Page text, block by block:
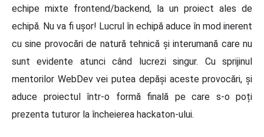
echipe mixte frontend/backend, la un proiect ales de
echipă. Nu va fi ușor! Lucrul în echipă aduce în mod inerent
cu sine provocări de natură tehnică și interumană care nu
sunt evidente atunci când lucrezi singur. Cu sprijinul
mentorilor WebDev vei putea depăși aceste provocări, și
aduce proiectul într-o formă finală pe care s-o poți
prezenta tuturor la încheierea hackaton-ului.